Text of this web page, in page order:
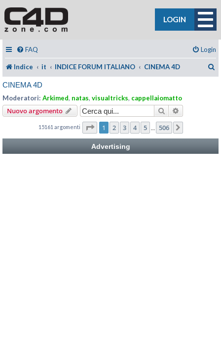
LOGIN
FAQ Login
Indice it INDICE FORUM ITALIANO CINEMA 4D
CINEMA 4D
Moderatori: Arkimed, natas, visualtricks, cappellaiomatto
Nuovo argomento Cerca
15161 argomenti Pagina di 506
1 2 3 4 5 506
Advertising